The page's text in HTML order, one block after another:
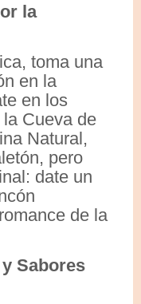
la
toma una
en la
en los
Cueva de
Natural,
pero
date un
de la
Sabores